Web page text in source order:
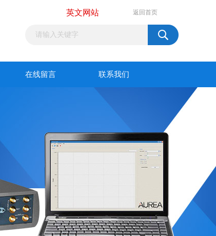
英文网站 返回首页
在线留言 联系我们